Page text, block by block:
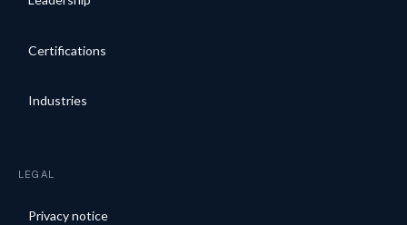
Certifications
Industries
LEGAL
Privacy notice